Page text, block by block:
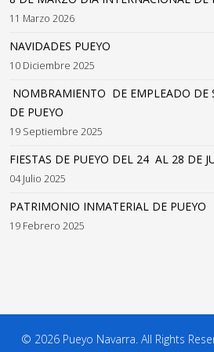
11 Marzo 2026
NAVIDADES PUEYO
10 Diciembre 2025
NOMBRAMIENTO DE EMPLEADO DE
DE PUEYO
19 Septiembre 2025
FIESTAS DE PUEYO DEL 24 AL 28 DE
04 Julio 2025
PATRIMONIO INMATERIAL DE PUEYO
19 Febrero 2025
© 2026 Pueyo Navarra. All Rights